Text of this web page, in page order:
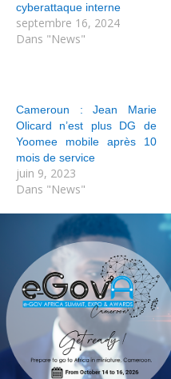
cyberattaque interne
septembre 16, 2024
Dans "News"
Cameroun : Jean Marie
Olicard n’est plus DG de
Yoomee mobile après 10
mois de service
juin 9, 2023
Dans "News"